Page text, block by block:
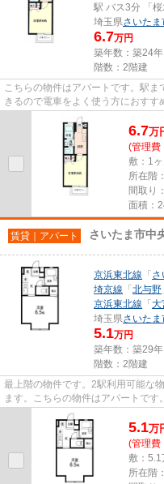
駅 バス3分 「
埼玉県さいたま
6.7万円
築年数：築24年
階数：2階建
こちらの物件はアパートです。駅
きるので電車をよく使う方におす
動産のことなら、当社へお任せ...
6.7万
(管理費
敷：1
所在階
間取り
面積：
賃貸｜アパート さいたま市中
京浜東北線 「 さ
埼京線 「 北与野
京浜東北線 「 大
埼玉県さいたま
5.1万円
築年数：築29年
階数：2階建
最上階の物件です。2駅利用可能な
ます。こちらの物件はアパートで
す。より詳しい情報や内見のご予...
5.1万
(管理費
敷：
所在階